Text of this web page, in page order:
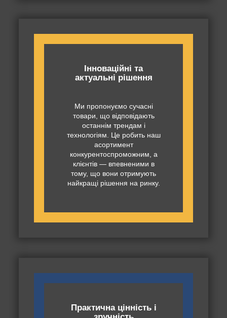
Інноваційні та
актуальні рішення
Ми пропонуємо сучасні
товари, що відповідають
останнім трендам і
технологіям. Це робить наш
асортимент
конкурентоспроможним, а
клієнтів — впевненими в
тому, що вони отримують
найкращі рішення на ринку.
Практична цінність і